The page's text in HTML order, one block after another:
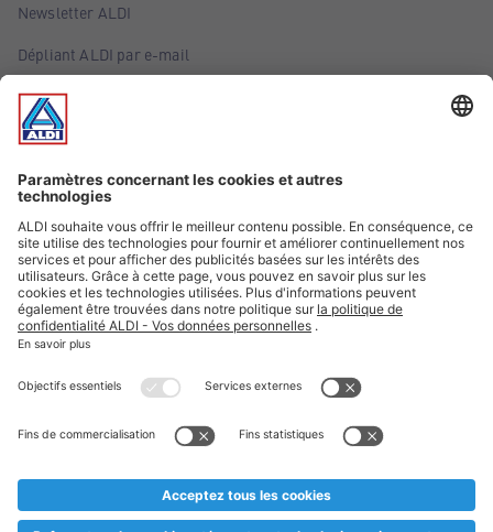
Newsletter ALDI
Dépliant ALDI par e-mail
Offres
Infos essentielles
Suivez ALDI Belgique
Textes marqués d'un astérisque et mentions légales
* Nous vendons ces articles temporairement et jusqu'à
au cas où, malgré le planning bien étudié, nous serions
prématurément en rupture de stock. Prix Recupel et TVA incl.
** Sur ce site, l’utilisation de la forme masculine a été adoptée